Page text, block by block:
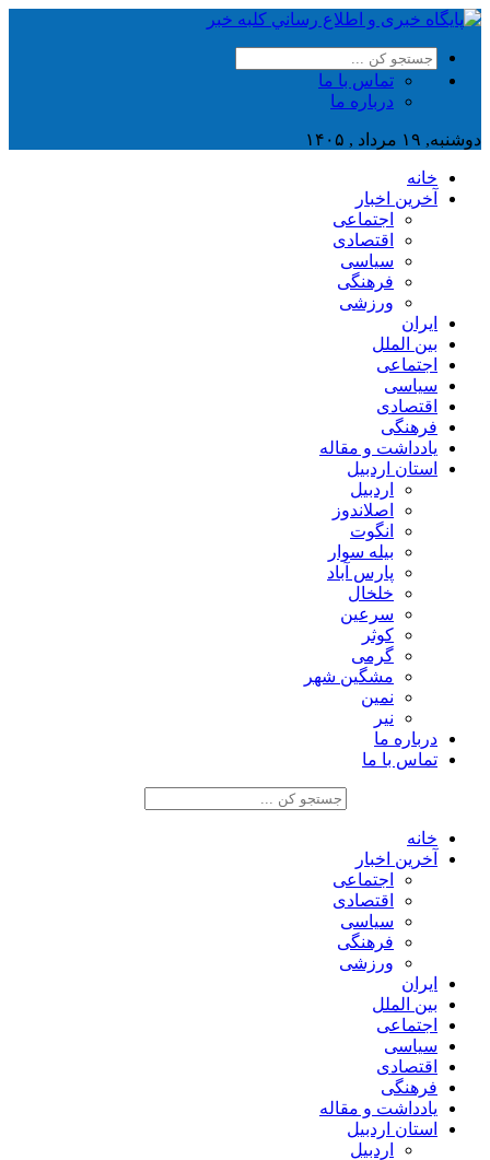
تماس با ما
درباره ما
دوشنبه, ۱۹ مرداد , ۱۴۰۵
خانه
آخرین اخبار
اجتماعی
اقتصادی
سیاسی
فرهنگی
ورزشی
ایران
بین الملل
اجتماعی
سیاسی
اقتصادی
فرهنگی
یادداشت و مقاله
استان اردبیل
اردبیل
اصلاندوز
انگوت
بیله سوار
پارس آباد
خلخال
سرعین
کوثر
گرمی
مشگین شهر
نمین
نیر
درباره ما
تماس با ما
خانه
آخرین اخبار
اجتماعی
اقتصادی
سیاسی
فرهنگی
ورزشی
ایران
بین الملل
اجتماعی
سیاسی
اقتصادی
فرهنگی
یادداشت و مقاله
استان اردبیل
اردبیل